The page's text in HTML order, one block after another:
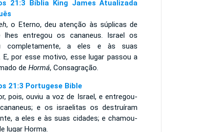
21:3 Bíblia King James Atualizada
, o Eterno, deu atenção às súplicas de
lhes entregou os cananeus. Israel os
completamente, a eles e às suas
E, por esse motivo, esse lugar passou a
deHormá, Consagração.
21:3 Portugese Bible
pois, ouviu a voz de Israel, e entregou-
e os israelitas os destruíram
a eles e às suas cidades; e chamou-
lugar Horma.